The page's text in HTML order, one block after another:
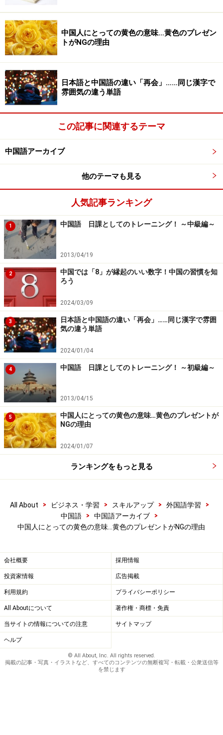
中国人にとっての黄色の意味…黄色のプレゼン
トがNGの理由
日本語と中国語の違い「再会」……同じ漢字で
雰囲気の違う単語
この記事に関連するテーマ
中国語アーカイブ
他のテーマも見る
人気記事ランキング
1 中国語 日課としてのトレーニング！ ～中級編～
2013/04/19
2
中国では「8」が縁起のいい数字！中国の習慣を知
ろう
2024/03/09
3
日本語と中国語の違い「再会」……同じ漢字で雰囲
気の違う単語
2024/01/04
4 中国語 日課としてのトレーニング！ ～初級編～
2013/04/15
5
中国人にとっての黄色の意味…黄色のプレゼントが
NGの理由
2024/01/07
ランキングをもっと見る
All About > ビジネス・学習 > スキルアップ > 外国語学習
>
中国語
> 中国語アーカイブ
>
中国人にとっての黄色の意味…黄色のプレゼントがNGの理由
会社概要 採用情報
投資家情報 広告掲載
利用規約 プライバシーポリシー
All Aboutについて 著作権・商標・免責
当サイトの情報についての注意 サイトマップ
ヘルプ
© All About, Inc. All rights reserved.
掲載の記事・写真・イラストなど、すべてのコンテンツの無断複写・転載・公衆送信等
を禁じます